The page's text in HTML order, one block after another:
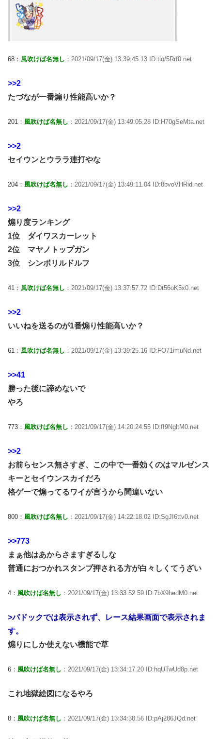
68： 風吹けば名無し ：2021/09/17(金) 13:39:45.13 ID:tlo/5Rrf0.net
>>2
たづなが一番煽り性能高いか？
201： 風吹けば名無し ：2021/09/17(金) 13:49:05.28 ID:H70gSeMta.net
>>2
セイウンとウララ連打やな
204： 風吹けば名無し ：2021/09/17(金) 13:49:11.04 ID:8bvoVHRid.net
>>2
煽り度ランキング
1位 ダイワスカーレット
2位 マヤノトップガン
3位 シンボリルドルフ
41： 風吹けば名無し ：2021/09/17(金) 13:37:57.72 ID:Dt56oK5x0.net
>>2
いいねを送るのが1番煽り性能高いか？
61： 風吹けば名無し ：2021/09/17(金) 13:39:25.16 ID:FO71imuNd.net
>>41
勝った後に諦めないで
やろ
773： 風吹けば名無し ：2021/09/17(金) 14:20:24.55 ID:fI9NgltM0.net
>>2
お前らセンス無さすぎ、この中で一番効くのはマルゼンス
キーとセイウンスカイだろ
格ゲーで煽ってるワイが言うから間違いない
800： 風吹けば名無し ：2021/09/17(金) 14:22:18.02 ID:SgJI6ttv0.net
>>773
まぁ他はあからさますぎるしな
普通におつかれスタンプ押される方が白々しくてうざい
4： 風吹けば名無し ：2021/09/17(金) 13:33:52.59 ID:7bX9hedM0.net
>パドックでは表示されず、レース結果画面で表示されま
す。
煽りにしか使えない機能で草
6： 風吹けば名無し ：2021/09/17(金) 13:34:17.20 ID:hqUTwUd8p.net
これ地獄絵図になるやろ
8： 風吹けば名無し ：2021/09/17(金) 13:34:38.56 ID:pAj286JQd.net